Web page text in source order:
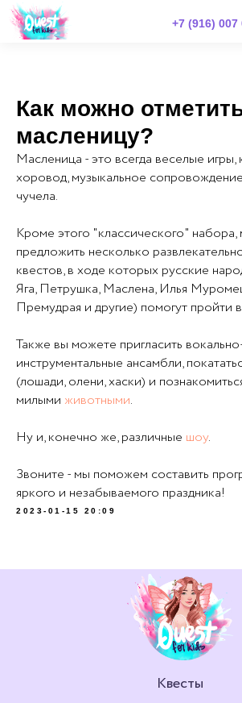
+7 (916) 007
Как можно
масленицу?
Масленица - это всегда веселые игры,
хоровод, музыкальное
чучела.
Кроме этого "классического"
предложить несколько
квестов, в ходе которых русские
Яга, Петрушка, Маслена, Илья
Премудрая и другие) помогут пройти
Также вы можете пригласить
инструментальные ансамбли,
(лошади, олени, хаски) и
милыми животными.
Ну и, конечно же, различные шоу.
Звоните - мы поможем составить
яркого и незабываемого праздника!
2023-01-15 20:09
Квесты